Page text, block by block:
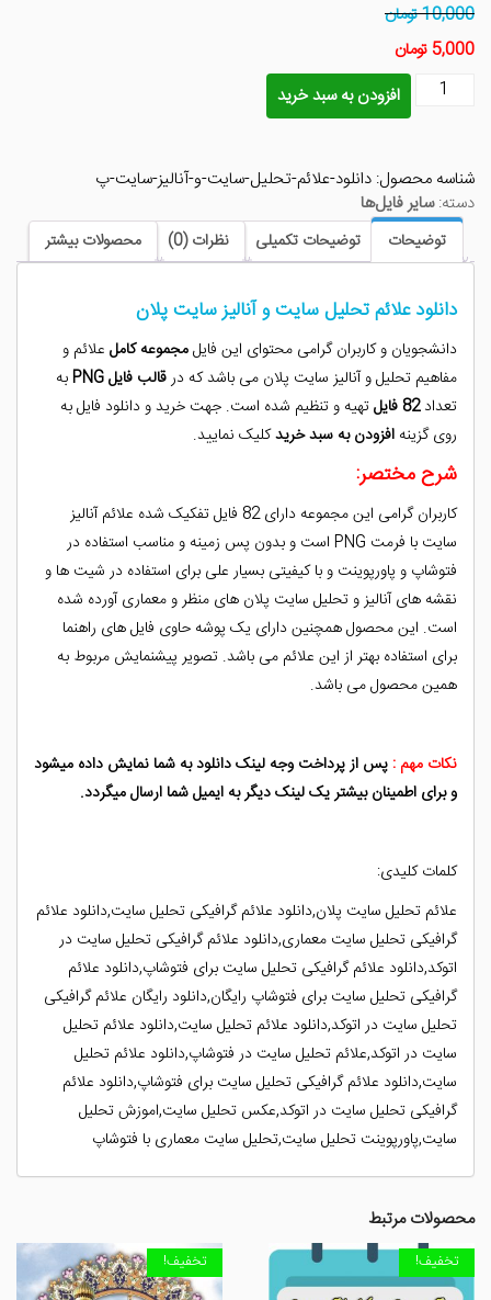
10,000 تومان
5,000 تومان
دانلود
و
آنالیز
سایت
پلان
افزودن به سبد خرید
شناسه محصول: دانلود-علائم-تحلیل-سایت-و-آنالیز-سایت-پ
دسته:سایر فایل‌ها
توضیحات توضیحات تکمیلی نظرات (0) محصولات بیشتر
دانلود علائم تحلیل سایت و آنالیز سایت پلان
دانشجویان و کاربران گرامی محتوای این فایلمجموعه کامل علائم و
مفاهیم تحلیل و آنالیز سایت پلان می باشد که درقالب فایل PNG
به
تعداد82 فایل
تهیه و تنظیم شده است. جهت خرید و دانلود فایل به
روی گزینه افزودن به سبد خریدکلیک نمایید.
شرح مختصر:
کاربران گرامی این مجموعه دارای 82 فایل تفکیک شده علائم آنالیز
سایت با فرمت PNG است و بدون پس زمینه و مناسب استفاده در
فتوشاپ و پاورپوینت و با کیفیتی بسیار علی برای استفاده در شیت ها و
نقشه های آنالیز و تحلیل سایت پلان های منظر و معماری آورده شده
است. این محصول همچنین دارای یک پوشه حاوی فایل های راهنما
برای استفاده بهتر از این علائم می باشد. تصویر پیشنمایش مربوط به
همین محصول می باشد.
نکات مهم : پس از پرداخت وجه لینک دانلود به شما نمایش داده میشود
و برای اطمینان بیشتر یک لینک دیگر به ایمیل شما ارسال میگردد.
کلمات کلیدی:
علائم تحلیل سایت پلان,دانلود علائم گرافیکی تحلیل سایت,دانلود علائم
گرافیکی تحلیل سایت معماری,دانلود علائم گرافیکی تحلیل سایت در
اتوکد,دانلود علائم گرافیکی تحلیل سایت برای فتوشاپ,دانلود علائم
گرافیکی تحلیل سایت برای فتوشاپ رایگان,دانلود رایگان علائم گرافیکی
تحلیل سایت در اتوکد,دانلود علائم تحلیل سایت,دانلود علائم تحلیل
سایت در اتوکد,علائم تحلیل سایت در فتوشاپ,دانلود علائم تحلیل
سایت,دانلود علائم گرافیکی تحلیل سایت برای فتوشاپ,دانلود علائم
گرافیکی تحلیل سایت در اتوکد,عکس تحلیل سایت,اموزش تحلیل
سایت,پاورپوینت تحلیل سایت,تحلیل سایت معماری با فتوشاپ
محصولات مرتبط
تخفیف! تخفیف!